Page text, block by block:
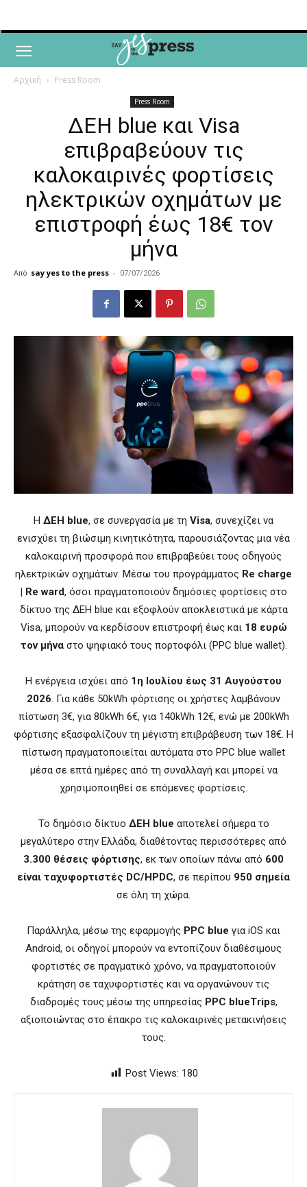
Αρχική Press Room
Press Room
ΔΕΗ blue και Visa
επιβραβεύουν τις
καλοκαιρινές φορτίσεις
ηλεκτρικών οχημάτων με
επιστροφή έως 18€ τον
μήνα
Από say yes to the press - 07/07/2026
Η ΔΕΗ blue, σε συνεργασία με τη Visa, συνεχίζει να
ενισχύει τη βιώσιμη κινητικότητα, παρουσιάζοντας μια νέα
καλοκαιρινή προσφορά που επιβραβεύει τους οδηγούς
ηλεκτρικών οχημάτων. Μέσω του προγράμματος Re charge
| Re ward, όσοι πραγματοποιούν δημόσιες φορτίσεις στο
δίκτυο της ΔΕΗ blue και εξοφλούν αποκλειστικά με κάρτα
Visa, μπορούν να κερδίσουν επιστροφή έως και 18 ευρώ
τον μήναστο ψηφιακό τους πορτοφόλι (PPC blue wallet).
Η ενέργεια ισχύει από 1η Ιουλίου έως 31 Αυγούστου
2026. Για κάθε 50kWh φόρτισης οι χρήστες λαμβάνουν
πίστωση 3€, για 80kWh 6€, για 140kWh 12€, ενώ με 200kWh
φόρτισης εξασφαλίζουν τη μέγιστη επιβράβευση των 18€. Η
πίστωση πραγματοποιείται αυτόματα στο PPC blue wallet
μέσα σε επτά ημέρες από τη συναλλαγή και μπορεί να
χρησιμοποιηθεί σε επόμενες φορτίσεις.
Το δημόσιο δίκτυο ΔΕΗ blue αποτελεί σήμερα το
μεγαλύτερο στην Ελλάδα, διαθέτοντας περισσότερες από
3.300 θέσεις φόρτισης, εκ των οποίων πάνω από 600
είναι ταχυφορτιστές DC/HPDC, σε περίπου 950 σημεία
σε όλη τη χώρα.
Παράλληλα, μέσω της εφαρμογής PPC blue για iOS και
Android, οι οδηγοί μπορούν να εντοπίζουν διαθέσιμους
φορτιστές σε πραγματικό χρόνο, να πραγματοποιούν
κράτηση σε ταχυφορτιστές και να οργανώνουν τις
διαδρομές τους μέσω της υπηρεσίας PPC blueTrips,
αξιοποιώντας στο έπακρο τις καλοκαιρινές μετακινήσεις
τους.
Post Views: 180